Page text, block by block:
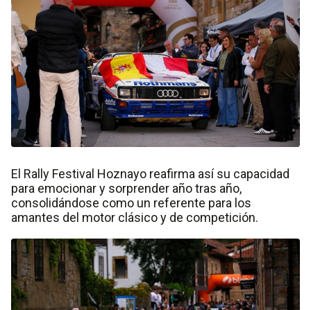
El Rally Festival Hoznayo reafirma así su capacidad
para emocionar y sorprender año tras año,
consolidándose como un referente para los
amantes del motor clásico y de competición.